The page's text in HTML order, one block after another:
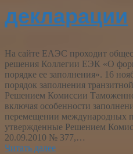
декларации
На сайте ЕАЭС проходит
решения Коллегии ЕЭК «О
порядке ее заполнения». 16
порядок заполнения
Решением Комиссии
включая особенности
перемещении международных
утвержденные Решением
20.09.2010 № 377,…
Читать далее